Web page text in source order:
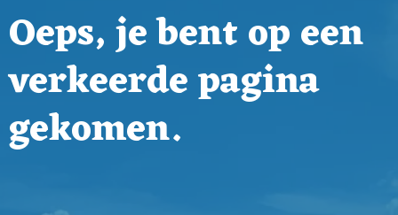
Oeps, je bent op een
verkeerde pagina
gekomen.